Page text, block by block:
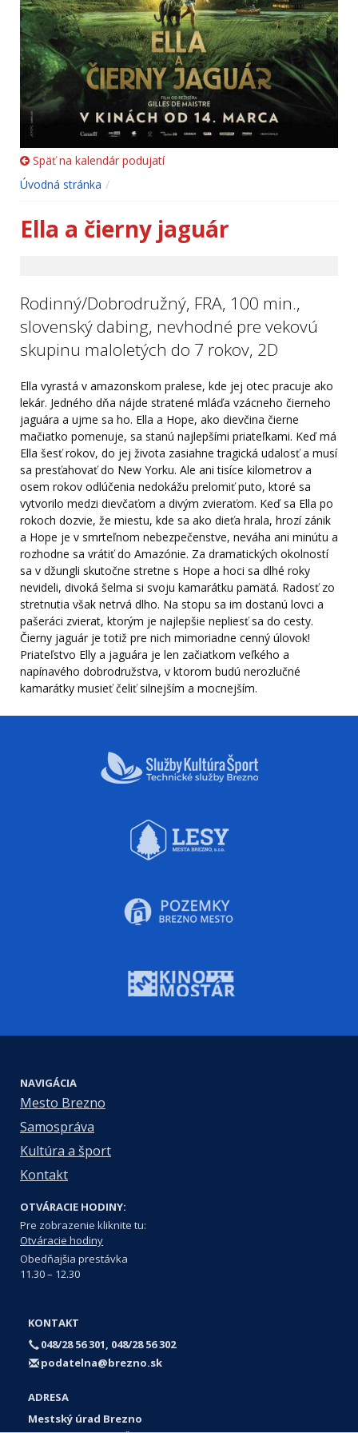
Späť na kalendár podujatí
Úvodná stránka
Ella a čierny jaguár
Rodinný/Dobrodružný, FRA, 100 min.,
slovenský dabing, nevhodné pre vekovú
skupinu maloletých do 7 rokov, 2D
Ella vyrastá v amazonskom pralese, kde jej otec pracuje ako
lekár. Jedného dňa nájde stratené mláďa vzácneho čierneho
jaguára a ujme sa ho. Ella a Hope, ako dievčina čierne
mačiatko pomenuje, sa stanú najlepšími priateľkami. Keď má
Ella šesť rokov, do jej života zasiahne tragická udalosť a musí
sa presťahovať do New Yorku. Ale ani tisíce kilometrov a
osem rokov odlúčenia nedokážu prelomiť puto, ktoré sa
vytvorilo medzi dievčaťom a divým zvieraťom. Keď sa Ella po
rokoch dozvie, že miestu, kde sa ako dieťa hrala, hrozí zánik
a Hope je v smrteľnom nebezpečenstve, neváha ani minútu a
rozhodne sa vrátiť do Amazónie. Za dramatických okolností
sa v džungli skutočne stretne s Hope a hoci sa dlhé roky
nevideli, divoká šelma si svoju kamarátku pamätá. Radosť zo
stretnutia však netrvá dlho. Na stopu sa im dostanú lovci a
pašeráci zvierat, ktorým je najlepšie nepliesť sa do cesty.
Čierny jaguár je totiž pre nich mimoriadne cenný úlovok!
Priateľstvo Elly a jaguára je len začiatkom veľkého a
napínavého dobrodružstva, v ktorom budú nerozlučné
kamarátky musieť čeliť silnejším a mocnejším.
NAVIGÁCIA
Mesto Brezno
Samospráva
Kultúra a šport
Kontakt
OTVÁRACIE HODINY:
Pre zobrazenie kliknite tu:
Otváracie hodiny
Obedňajšia prestávka
11.30 – 12.30
KONTAKT
048/28 56 301, 048/28 56 302
podatelna@brezno.sk
ADRESA
Mestský úrad Brezno